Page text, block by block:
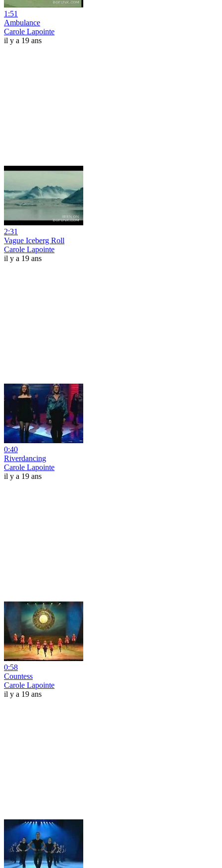
1:51
Ambulance
Carole Lapointe
il y a 19 ans
2:31
Vague Iceberg Roll
Carole Lapointe
il y a 19 ans
0:40
Riverdancing
Carole Lapointe
il y a 19 ans
0:58
Countess
Carole Lapointe
il y a 19 ans